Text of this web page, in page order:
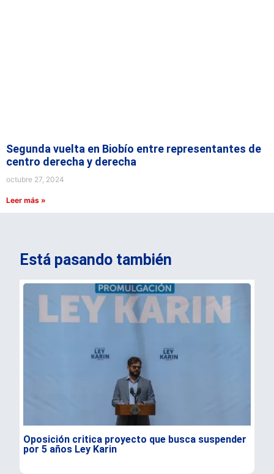
Segunda vuelta en Biobío entre representantes de
centro derecha y derecha
octubre 27, 2024
Leer más »
Está pasando también
Oposición critica proyecto que busca suspender
por 5 años Ley Karin